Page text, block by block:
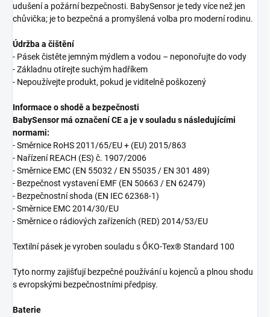
udušení a požární bezpečnosti. BabySensor je tedy více než jen
chůvička; je to bezpečná a promyšlená volba pro moderní rodinu.
Údržba a čištění
- Pásek čistěte jemným mýdlem a vodou – neponořujte do vody
- Základnu otírejte suchým hadříkem
- Nepoužívejte produkt, pokud je viditelně poškozený
Informace o shodě a bezpečnosti
BabySensor má označení CE a je v souladu s následujícími
normami:
- Směrnice RoHS 2011/65/EU + (EU) 2015/863
- Nařízení REACH (ES) č. 1907/2006
- Směrnice EMC (EN 55032 / EN 55035 / EN 301 489)
- Bezpečnost vystavení EMF (EN 50663 / EN 62479)
- Bezpečnostní shoda (EN IEC 62368-1)
- Směrnice EMC 2014/30/EU
- Směrnice o rádiových zařízeních (RED) 2014/53/EU
Textilní pásek je vyroben souladu s ŐKO-Tex® Standard 100
Tyto normy zajišťují bezpečné používání u kojenců a plnou shodu
s evropskými bezpečnostními předpisy.
Baterie